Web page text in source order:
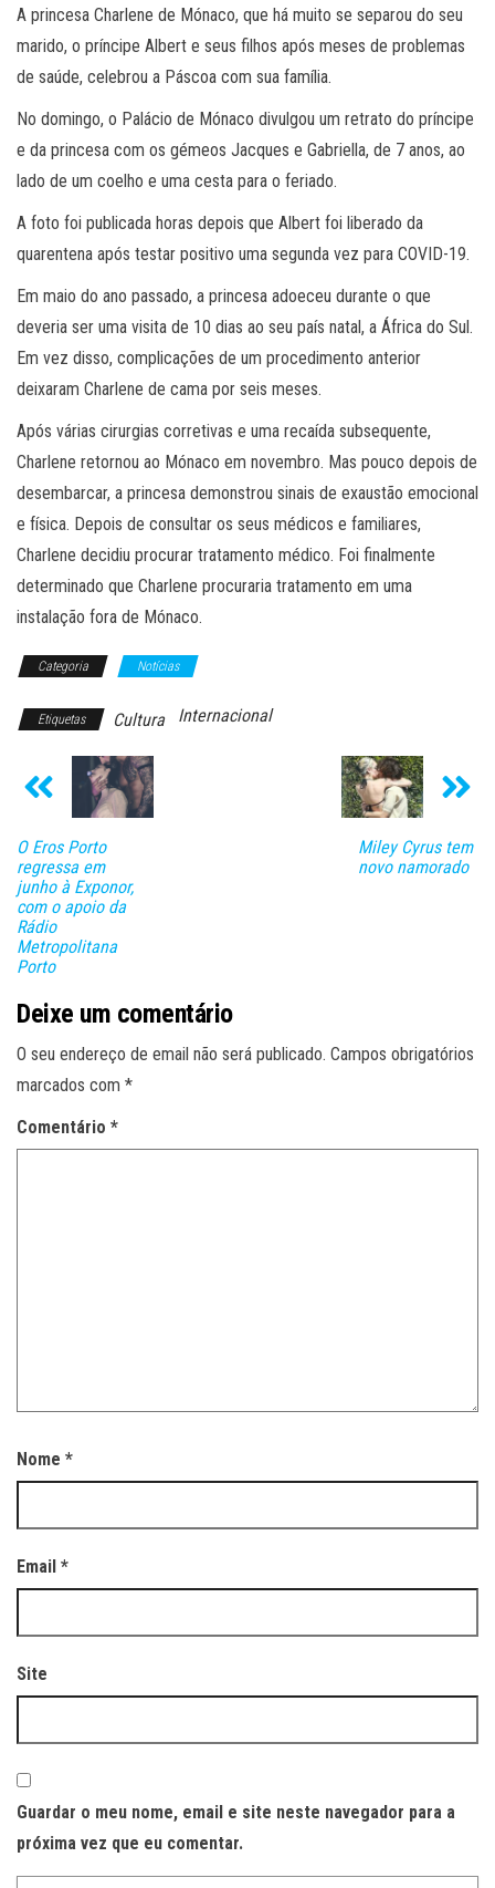
A princesa Charlene de Mónaco, que há muito se separou do seu
marido, o príncipe Albert e seus filhos após meses de problemas
de saúde, celebrou a Páscoa com sua família.
No domingo, o Palácio de Mónaco divulgou um retrato do príncipe
e da princesa com os gémeos Jacques e Gabriella, de 7 anos, ao
lado de um coelho e uma cesta para o feriado.
A foto foi publicada horas depois que Albert foi liberado da
quarentena após testar positivo uma segunda vez para COVID-19.
Em maio do ano passado, a princesa adoeceu durante o que
deveria ser uma visita de 10 dias ao seu país natal, a África do Sul.
Em vez disso, complicações de um procedimento anterior
deixaram Charlene de cama por seis meses.
Após várias cirurgias corretivas e uma recaída subsequente,
Charlene retornou ao Mónaco em novembro. Mas pouco depois de
desembarcar, a princesa demonstrou sinais de exaustão emocional
e física. Depois de consultar os seus médicos e familiares,
Charlene decidiu procurar tratamento médico. Foi finalmente
determinado que Charlene procuraria tratamento em uma
instalação fora de Mónaco.
Categoria Notícias
Etiquetas Cultura Internacional
O Eros Porto
regressa em
junho à Exponor,
com o apoio da
Rádio
Metropolitana
Porto
Miley Cyrus tem
novo namorado
Deixe um comentário
O seu endereço de email não será publicado. Campos obrigatórios
marcados com *
Comentário *
Nome *
Email *
Site
Guardar o meu nome, email e site neste navegador para a
próxima vez que eu comentar.